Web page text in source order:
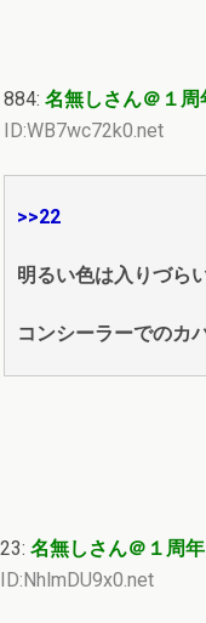
884: 名無しさん＠１周
ID:WB7wc72k0.net
>>22
明るい色は入りづら
コンシーラーでのカ
23: 名無しさん＠１周年
ID:NhlmDU9x0.net